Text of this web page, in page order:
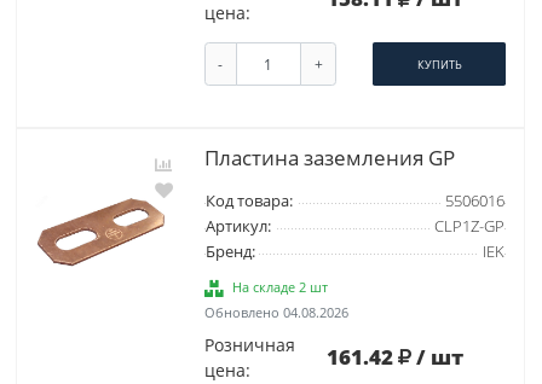
цена:
- + КУПИТЬ
Пластина заземления GP
Код товара:
5506016
Артикул:
CLP1Z-GP
Бренд:
IEK
На складе 2 шт
Обновлено 04.08.2026
Розничная
цена:
161.42 / шт